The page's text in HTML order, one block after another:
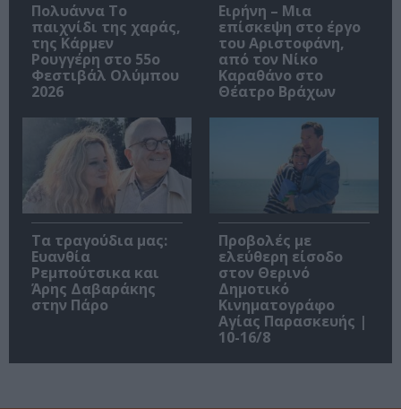
Πολυάννα Το
παιχνίδι της χαράς,
της Κάρμεν
Ρουγγέρη στο 55ο
Φεστιβάλ Ολύμπου
2026
Ειρήνη – Μια
επίσκεψη στο έργο
του Αριστοφάνη,
από τον Νίκο
Καραθάνο στο
Θέατρο Βράχων
Τα τραγούδια μας:
Ευανθία
Ρεμπούτσικα και
Άρης Δαβαράκης
στην Πάρο
Προβολές με
ελεύθερη είσοδο
στον Θερινό
Δημοτικό
Κινηματογράφο
Αγίας Παρασκευής |
10-16/8